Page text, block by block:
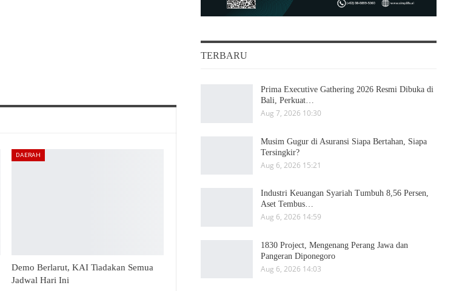
DAERAH
Demo Berlarut, KAI Tiadakan Semua
Jadwal Hari Ini
TERBARU
Prima Executive Gathering 2026 Resmi Dibuka di
Bali, Perkuat…
Aug 7, 2026 10:30
Musim Gugur di Asuransi Siapa Bertahan, Siapa
Tersingkir?
Aug 6, 2026 15:21
Industri Keuangan Syariah Tumbuh 8,56 Persen,
Aset Tembus…
Aug 6, 2026 14:59
1830 Project, Mengenang Perang Jawa dan
Pangeran Diponegoro
Aug 6, 2026 14:03